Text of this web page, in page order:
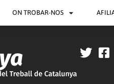
ON TROBAR-NOS